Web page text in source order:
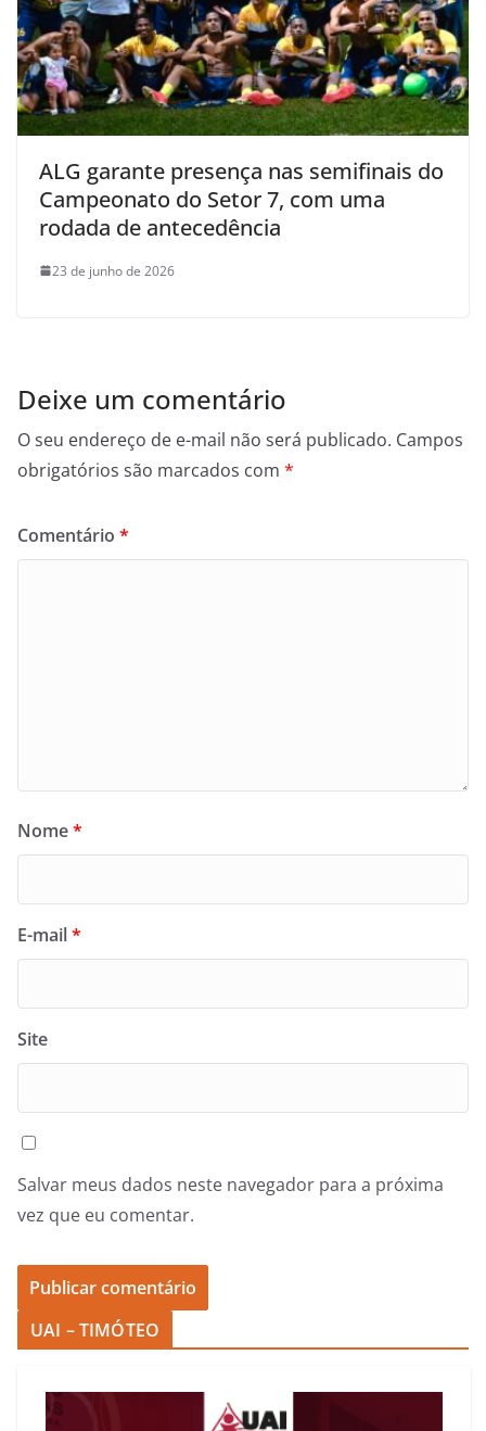
ALG garante presença nas semifinais do
Campeonato do Setor 7, com uma
rodada de antecedência
23 de junho de 2026
Deixe um comentário
O seu endereço de e-mail não será publicado. Campos
obrigatórios são marcados com *
Comentário *
Nome*
E-mail*
Site
Salvar meus dados neste navegador para a próxima
vez que eu comentar.
UAI – TIMÓTEO